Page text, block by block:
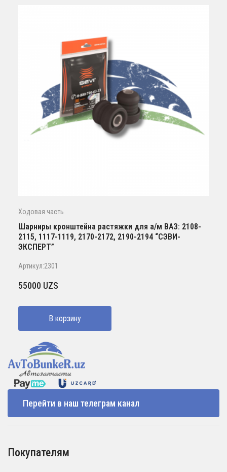
Ходовая часть
Шарниры кронштейна растяжки для а/м ВАЗ: 2108-
2115, 1117-1119, 2170-2172, 2190-2194 “СЭВИ-
ЭКСПЕРТ”
Артикул:2301
55000 UZS
В корзину
Перейти в наш телеграм канал
Покупателям